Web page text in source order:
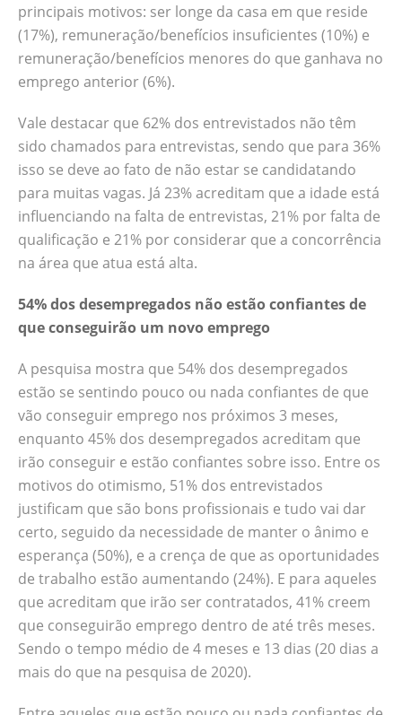
principais motivos: ser longe da casa em que reside
(17%), remuneração/benefícios insuficientes (10%) e
remuneração/benefícios menores do que ganhava no
emprego anterior (6%).
Vale destacar que 62% dos entrevistados não têm
sido chamados para entrevistas, sendo que para 36%
isso se deve ao fato de não estar se candidatando
para muitas vagas. Já 23% acreditam que a idade está
influenciando na falta de entrevistas, 21% por falta de
qualificação e 21% por considerar que a concorrência
na área que atua está alta.
54% dos desempregados não estão confiantes de
que conseguirão um novo emprego
A pesquisa mostra que 54% dos desempregados
estão se sentindo pouco ou nada confiantes de que
vão conseguir emprego nos próximos 3 meses,
enquanto 45% dos desempregados acreditam que
irão conseguir e estão confiantes sobre isso. Entre os
motivos do otimismo, 51% dos entrevistados
justificam que são bons profissionais e tudo vai dar
certo, seguido da necessidade de manter o ânimo e
esperança (50%), e a crença de que as oportunidades
de trabalho estão aumentando (24%). E para aqueles
que acreditam que irão ser contratados, 41% creem
que conseguirão emprego dentro de até três meses.
Sendo o tempo médio de 4 meses e 13 dias (20 dias a
mais do que na pesquisa de 2020).